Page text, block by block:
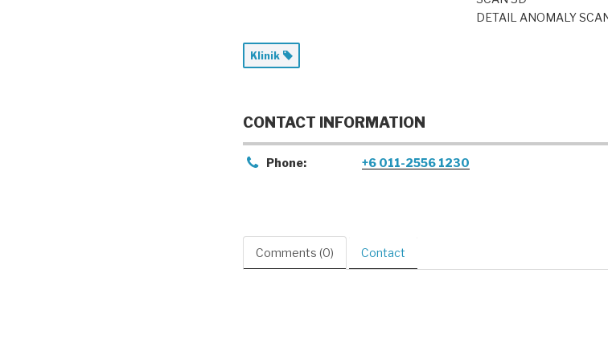
DETAIL ANOMALY
Klinik
CONTACT INFORMATION
Phone: +6 011-2556 1230
Comments (0) Contact